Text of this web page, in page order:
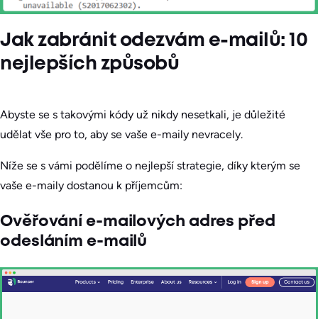
Jak zabránit odezvám e-mailů: 10
nejlepších způsobů
Abyste se s takovými kódy už nikdy nesetkali, je důležité
udělat vše pro to, aby se vaše e-maily nevracely.
Níže se s vámi podělíme o nejlepší strategie, díky kterým se
vaše e-maily dostanou k příjemcům:
Ověřování e-mailových adres před
odesláním e-mailů